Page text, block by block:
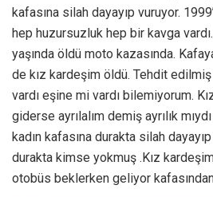
kafasına silah dayayıp vuruyor.
hep huzursuzluk hep bir kavga
yaşında öldü moto kazasında.
de kız kardeşim öldü. Tehdit
vardı eşine mi vardı bilemiyorum.
giderse ayrılalım demiş ayrılık
kadın kafasına durakta silah
durakta kimse yokmuş .Kız
otobüs beklerken geliyor